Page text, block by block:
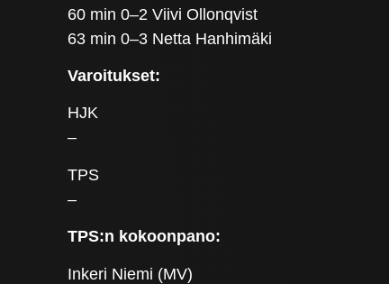
60 min 0–2 Viivi Ollonqvist
63 min 0–3 Netta Hanhimäki
Varoitukset:
HJK
–
TPS
–
TPS:n kokoonpano:
Inkeri Niemi (MV)